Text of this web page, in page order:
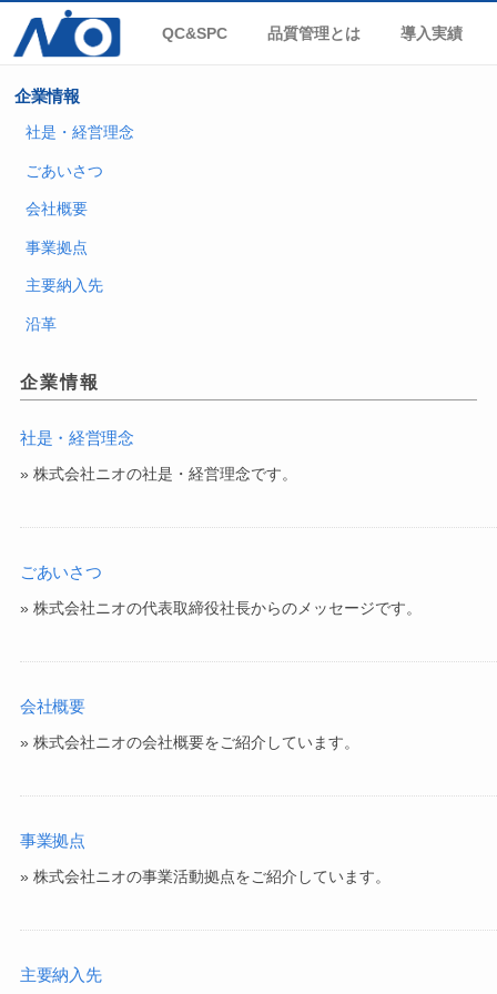
QC&SPC 品質管理とは 導入実績
企業情報
社是・経営理念
ごあいさつ
会社概要
事業拠点
主要納入先
沿革
企業情報
社是・経営理念
» 株式会社ニオの社是・経営理念です。
ごあいさつ
» 株式会社ニオの代表取締役社長からのメッセージです。
会社概要
» 株式会社ニオの会社概要をご紹介しています。
事業拠点
» 株式会社ニオの事業活動拠点をご紹介しています。
主要納入先